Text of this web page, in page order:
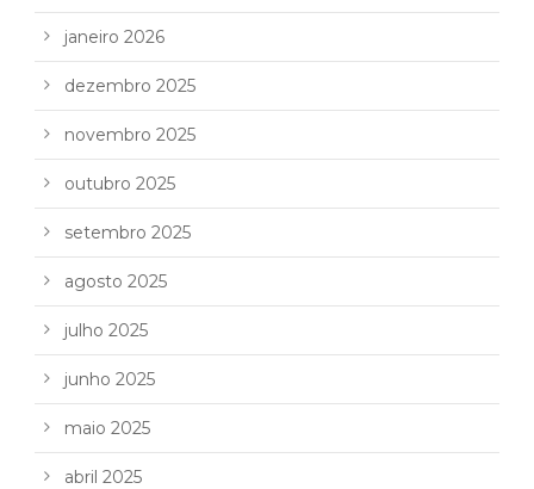
janeiro 2026
dezembro 2025
novembro 2025
outubro 2025
setembro 2025
agosto 2025
julho 2025
junho 2025
maio 2025
abril 2025